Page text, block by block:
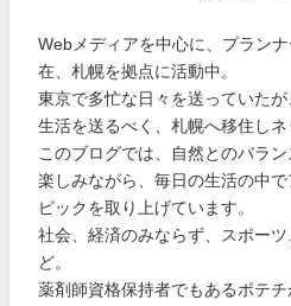
Webメディアを中心に、プラン
在、札幌を拠点に活動中。
東京で多忙な日々を送っていた
生活を送るべく、札幌へ移住しネ
このブログでは、自然とのバラ
楽しみながら、毎日の生活の中
ピックを取り上げています。
社会、経済のみならず、スポー
ど。
薬剤師資格保持者でもあるポテ